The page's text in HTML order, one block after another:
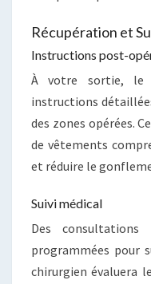
Récupération et
Instructions post-
À votre sortie, le
instructions
des zones opérées.
de vêtements
et réduire le
Suivi médical
Des
programmées pour
chirurgien évaluera